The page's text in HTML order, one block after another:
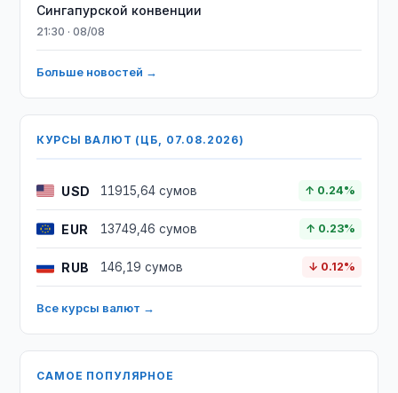
Сингапурской конвенции
21:30 · 08/08
Больше новостей →
КУРСЫ ВАЛЮТ (ЦБ, 07.08.2026)
USD 11915,64 сумов ↑ 0.24%
EUR 13749,46 сумов ↑ 0.23%
RUB 146,19 сумов ↓ 0.12%
Все курсы валют →
САМОЕ ПОПУЛЯРНОЕ